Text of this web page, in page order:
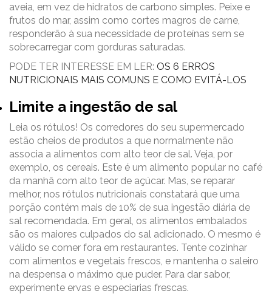
aveia, em vez de hidratos de carbono simples. Peixe e
frutos do mar, assim como cortes magros de carne,
responderão à sua necessidade de proteínas sem se
sobrecarregar com gorduras saturadas.
PODE TER INTERESSE EM LER: OS 6 ERROS
NUTRICIONAIS MAIS COMUNS E COMO EVITÁ-LOS
Limite a ingestão de sal
Leia os rótulos! Os corredores do seu supermercado
estão cheios de produtos a que normalmente não
associa a alimentos com alto teor de sal. Veja, por
exemplo, os cereais. Este é um alimento popular no café
da manhã com alto teor de açúcar. Mas, se reparar
melhor, nos rótulos nutricionais constatará que uma
porção contém mais de 10% de sua ingestão diária de
sal recomendada. Em geral, os alimentos embalados
são os maiores culpados do sal adicionado. O mesmo é
válido se comer fora em restaurantes. Tente cozinhar
com alimentos e vegetais frescos, e mantenha o saleiro
na despensa o máximo que puder. Para dar sabor,
experimente ervas e especiarias frescas.